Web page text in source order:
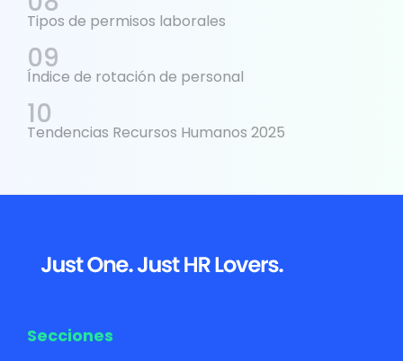
Tipos de permisos laborales
Índice de rotación de personal
Tendencias Recursos Humanos 2025
Footer
Secciones